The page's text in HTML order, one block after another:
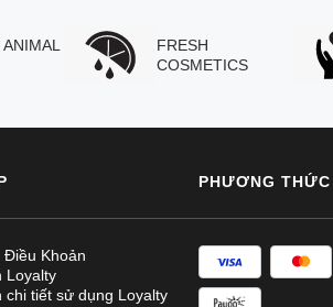
FRESH
COSMETICS
Khoản
Loyalty
chi tiết sử dụng Loyalty
PHƯƠNG